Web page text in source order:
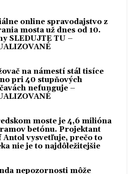
online spravodajstvo z
mosta už dnes od 10.
SLEDUJTE TU –
na námestí stál tisíce
pri 40 stupňových
nefunguje –
moste je 4,6 milióna
betónu. Projektant
Antol vysvetľuje, prečo to
nie je to najdôležitejšie
nepozornosti môže